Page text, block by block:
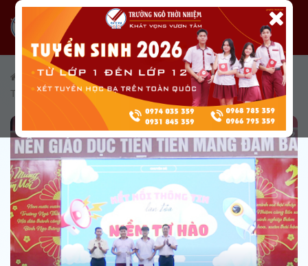
Giáo dục/Giáo dục kiến thức / Hoạt động Tổ chuyên môn/
Tổ Tin học